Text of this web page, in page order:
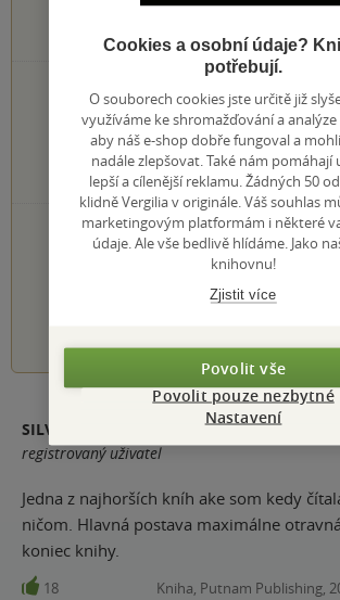
hodnocení čtenářů
2×
5 hvězdiček
0×
4 hvězdičky
2×
3 hvězdičky
0×
2 hvězdičky
1×
1 hvezdička
PŘIDEJTE SVÉ HODNOCENÍ
Hodnocení našich knihkupců: 0.0 z 5
SILVIA
registrovaný uživatel
Jedna z najhorších kníh ake som kedy čítala príbeh
ničom. Hlavná postava maximálne
koniec knihy.
18 Kniha, Putnam Publishing,
Cookies a osobní údaje?
potřebují.
O souborech cookies jste určitě již
využíváme ke shromažďování a
aby náš e-shop dobře fungoval a
nadále zlepšovat. Také nám pomáhají
lepší a cílenější reklamu. Žádných 50
klidně Vergilia v originále. Váš souhlas
marketingovým platformám i některé
údaje. Ale vše bedlivě hlídáme. Jako
knihovnu!
Zjistit více
Povolit vše
Povolit pouze nezbytné
Nastavení